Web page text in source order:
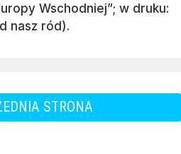
Wschodniej”; w druku:
nasz ród).
STRONA